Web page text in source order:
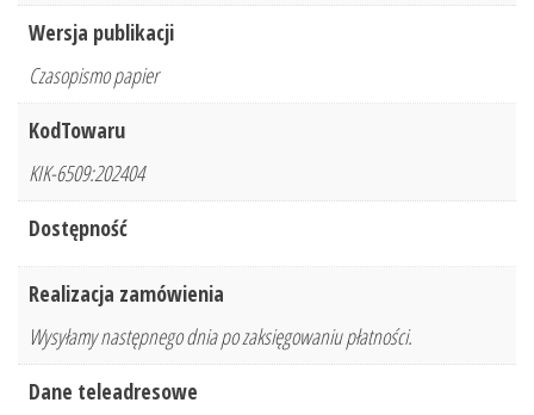
Wersja publikacji
Czasopismo papier
KodTowaru
KIK-6509:202404
Dostępność
Realizacja zamówienia
Wysyłamy następnego dnia po zaksięgowaniu płatności.
Dane teleadresowe